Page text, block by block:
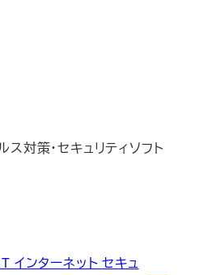
ス対策・セキュリティソフト
インターネット セキュ